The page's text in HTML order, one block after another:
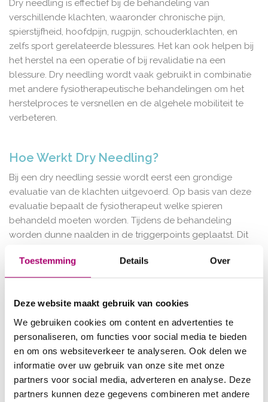
Toestemming Details Over
Deze website maakt gebruik van cookies
We gebruiken cookies om content en advertenties te
personaliseren, om functies voor social media te bieden
en om ons websiteverkeer te analyseren. Ook delen we
informatie over uw gebruik van onze site met onze
partners voor social media, adverteren en analyse. Deze
partners kunnen deze gegevens combineren met andere
Dry needling is effectief bij de behandeling van
verschillende klachten, waaronder chronische pijn,
spierstijfheid, hoofdpijn, rugpijn, schouderklachten, en
zelfs sport gerelateerde blessures. Het kan ook helpen bij
het herstel na een operatie of bij revalidatie na een
blessure. Dry needling wordt vaak gebruikt in combinatie
met andere fysiotherapeutische behandelingen om het
herstelproces te versnellen en de algehele mobiliteit te
verbeteren.
Hoe Werkt Dry Needling?
Bij een dry needling sessie wordt eerst een grondige
evaluatie van de klachten uitgevoerd. Op basis van deze
evaluatie bepaalt de fysiotherapeut welke spieren
behandeld moeten worden. Tijdens de behandeling
worden dunne naalden in de triggerpoints geplaatst. Dit
meeste patiënten ervaren minimale pijn. De naalden
worden kortstondig bewogen om de spier te stimuleren
een verlichting van pijn en een verbeterde mobiliteit
ervaren.
Voordelen van Dry Needling
Het voordeel van dry needling is dat het directe
pijnverlichting biedt door de bron van de pijn aan te